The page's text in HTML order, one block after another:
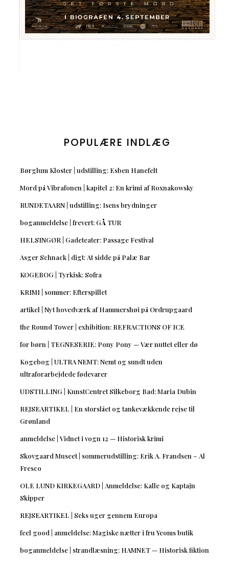
POPULÆRE INDLÆG
Børglum Kloster | udstilling: Esben Hanefelt
Mord på Vibrafonen | kapitel 2: En krimi af Roxnakowsky
RUNDETAARN | udstilling: Isens brydninger
boganmeldelse | frevert: GÅ TUR
HELSINGØR | Gadeteater: Passage Festival
Asger Schnack | digt: At sidde på Palæ Bar
KOGEBOG | Tyrkisk: Sofra
KRIMI | sommer: Efterspillet
artikel | Nyt hovedværk af Hammershøi på Ordrupgaard
the Round Tower | exhibition: REFRACTIONS OF ICE
for børn | TEGNESERIE: Pony Pony — Vær nuttet eller dø
Kogebog | ULTRA NEMT: Nemt og sundt uden
ultraforarbejdede fødevarer
UDSTILLING | KunstCentret Silkeborg Bad: Maria Dubin
REJSEARTIKEL | En storslået og tankevækkende rejse til
Grønland
anmeldelse | Vidnet i vogn 12 — Historisk krimi
Skovgaard Museet | sommerudstilling: Erik A. Frandsen – Al
Fresco
OLE LUND KIRKEGAARD | Anmeldelse: Kalle og Kaptajn
Skipper
REJSEARTIKEL | Seks uger gennem Europa
feel good | anmeldelse: Magiske nætter i fru Yeoms butik
boganmeldelse | strandlæsning: HAMNET — Historisk fiktion